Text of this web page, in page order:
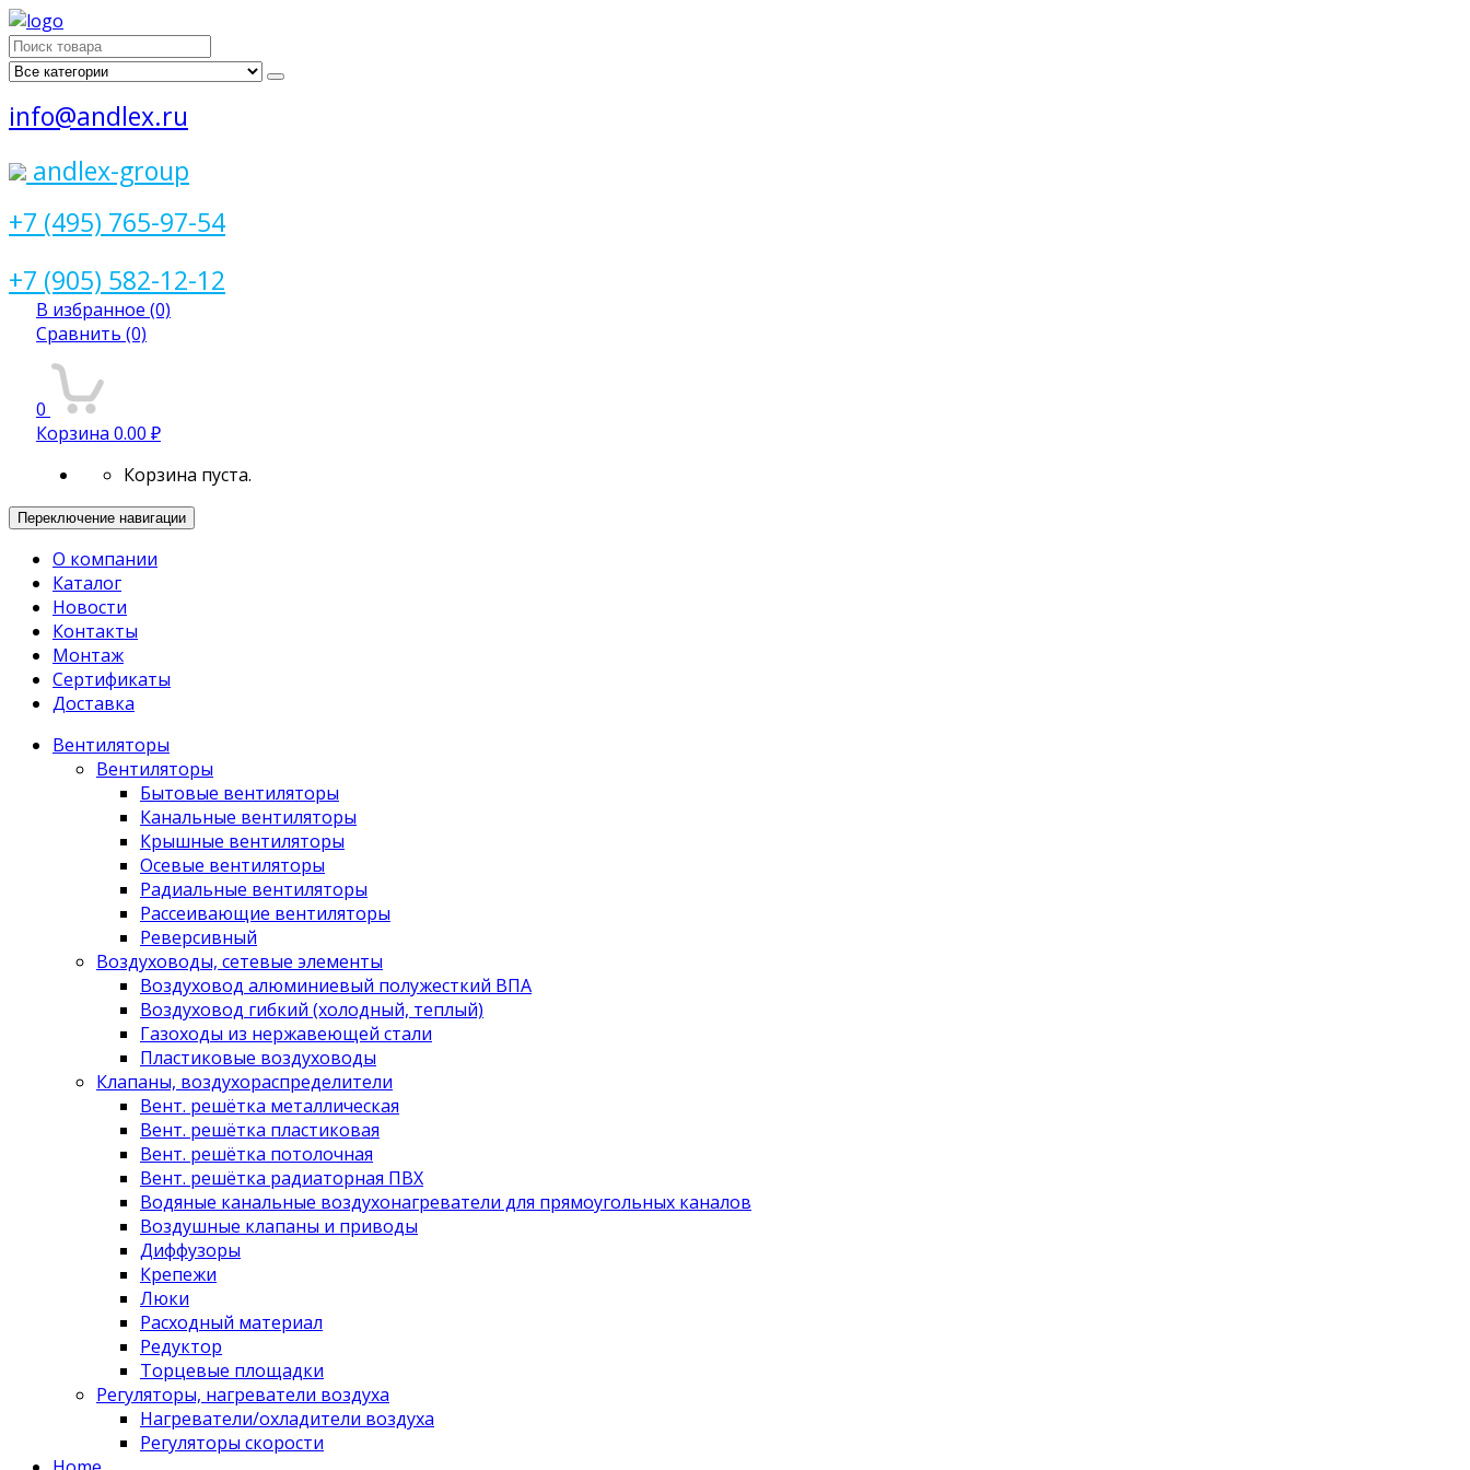
Поиск
для:
info@andlex.ru
andlex-group
+7 (495) 765-97-54
+7 (905) 582-12-12
В избранное (0)
Сравнить (0)
0
Корзина 0.00 ₽
Корзина пуста.
Переключение навигации
О компании
Каталог
Новости
Контакты
Монтаж
Сертификаты
Доставка
Вентиляторы
Вентиляторы
Бытовые вентиляторы
Канальные вентиляторы
Крышные вентиляторы
Осевые вентиляторы
Радиальные вентиляторы
Рассеивающие вентиляторы
Реверсивный
Воздуховоды, сетевые элементы
Воздуховод алюминиевый полужесткий ВПА
Воздуховод гибкий (холодный, теплый)
Газоходы из нержавеющей стали
Пластиковые воздуховоды
Клапаны, воздухораспределители
Вент. решётка металлическая
Вент. решётка пластиковая
Вент. решётка потолочная
Вент. решётка радиаторная ПВХ
Водяные канальные воздухонагреватели для прямоугольных каналов
Воздушные клапаны и приводы
Диффузоры
Крепежи
Люки
Расходный материал
Редуктор
Торцевые площадки
Регуляторы, нагреватели воздуха
Нагреватели/охладители воздуха
Регуляторы скорости